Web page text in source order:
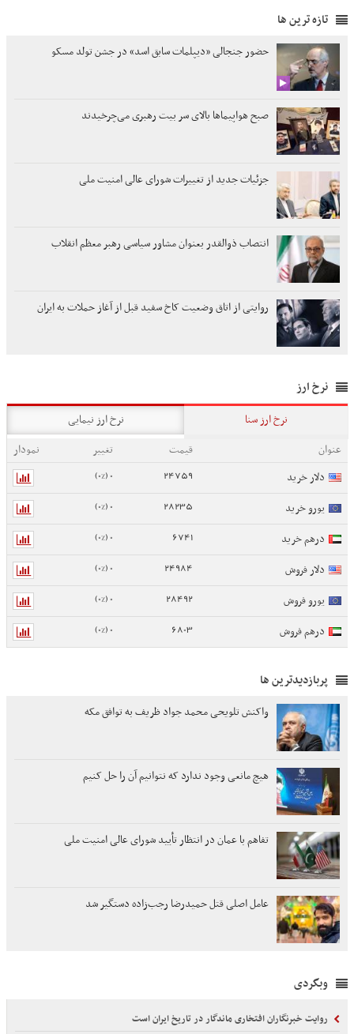
تازه ترین ها
حضور جنجالی «دیپلمات سابق اسد» در جشن تولد مسکو
صبح هواپیماها بالای سر بیت رهبری می‌چرخیدند
جزئیات جدید از تغییرات شورای عالی امنیت ملی
انتصاب ذوالقدر بعنوان مشاور سیاسی رهبر معظم انقلاب
روایتی از اتاق وضعیت کاخ سفید قبل از آغاز حملات به ایران
نرخ ارز
نرخ ارز سنا
نرخ ارز نیمایی
عنوان
قیمت تغییر
نمودار
دلار خرید
24759
0 (0%)
یورو خرید 28235
0 (0%)
درهم خرید 6741
0 (0%)
دلار فروش 24984
0 (0%)
یورو فروش 28492
0 (0%)
درهم فروش 6803
0 (0%)
پربازدیدترین ها
واکنش تلویحی محمد جواد ظریف به توافق مکه
هیچ مانعی وجود ندارد که نتوانیم آن را حل کنیم
تفاهم با عمان در انتظار تأیید شورای عالی امنیت ملی
عامل اصلی قتل حمیدرضا رجب‌زاده دستگیر شد
وبگردی
روایت خبرنگاران افتخاری ماندگار در تاریخ ایران است